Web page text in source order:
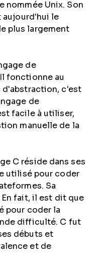
nommée Unix. Son
aujourd'hui le
plus largement
de
fonctionne au
d'abstraction, c'est
de
facile à utiliser,
manuelle de la
C réside dans ses
utilisé pour coder
Sa
fait, il est dit que
pour coder la
difficulté. C fut
débuts et
et de